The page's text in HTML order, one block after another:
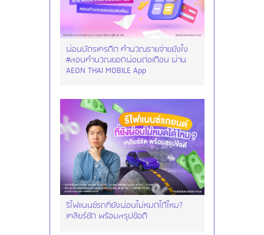
ผ่อนบัตรเครดิต คำนวณรายจ่ายยังไง
#สอนคำนวณยอดผ่อนต่อเดือน ผ่าน
AEON THAI MOBILE App
รีไฟแนนซ์รถที่ยังผ่อนไม่หมดได้ไหม?
เคลียร์ชัด พร้อมสรุปข้อดี